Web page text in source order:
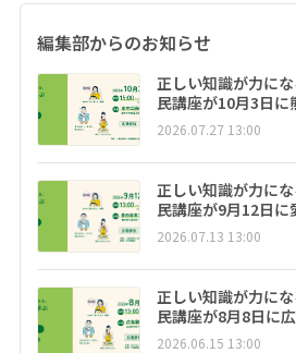
編集部からのお知らせ
正しい知識が力に
民講座が10月3日に
2026.07.27 13:00
正しい知識が力に
民講座が9月12日に
2026.07.13 13:00
正しい知識が力に
民講座が8月8日に
2026.06.15 13:00